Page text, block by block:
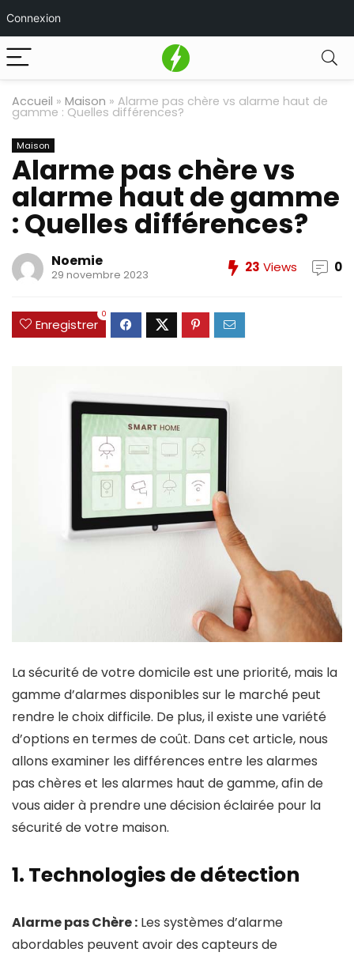
Connexion
Accueil » Maison » Alarme pas chère vs alarme haut de
gamme : Quelles différences?
Maison
Alarme pas chère vs
alarme haut de gamme
: Quelles différences?
Noemie
29 novembre 2023 23 Views 0
Enregistrer
0
La sécurité de votre domicile est une priorité, mais la
gamme d’alarmes disponibles sur le marché peut
rendre le choix difficile. De plus, il existe une variété
d’options en termes de coût. Dans cet article, nous
allons examiner les différences entre les alarmes
pas chères et les alarmes haut de gamme, afin de
vous aider à prendre une décision éclairée pour la
sécurité de votre maison.
1. Technologies de détection
Alarme pas Chère : Les systèmes d’alarme
abordables peuvent avoir des capteurs de